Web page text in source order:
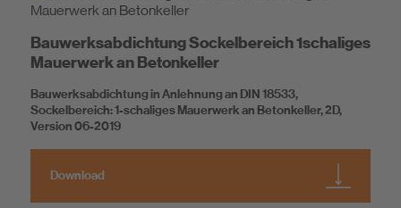
Bauwerksabdichtung Sockelbereich 1schaliges
Mauerwerk an Betonkeller
Bauwerksabdichtung in Anlehnung an DIN 18533,
Sockelbereich: 1-schaliges Mauerwerk an Betonkeller, 2D,
Version 06-2019
Download